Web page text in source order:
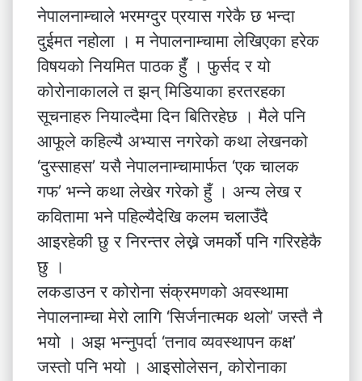
नेपालनाम्चाले भरमग्दुर प्रयास गरेकै छ भन्दा
दुईमत नहोला । म नेपालनाम्चामा लेखिएका हरेक
विषयको नियमित पाठक हुँँ । फुर्सद र यो
कोरोनाकालले त झन् मिडियाका हरतरहका
सूचनाहरु नियाल्दैमा दिन बितिरहेछ । मैले पनि
आफूले कहिल्यै अभ्यास नगरेको कथा लेखनको
‘दुस्साहस’ यसै नेपालनाम्चामार्फत ‘एक चालक
गफ’ भन्ने कथा लेखेर गरेको हुँ । अन्य लेख र
कवितामा भने पहिल्यैदेखि कलम चलाउँदै
आइरहेकी छु र निरन्तर लेख्ने जमर्को पनि गरिरहेकै
छु ।
लकडाउन र कोरोना संक्रमणको अवस्थामा
नेपालनाम्चा मेरो लागि ‘सिर्जनात्मक थलो’ जस्तै नै
भयो । अझ भन्नुपर्दा ‘तनाव व्यवस्थापन कक्ष’
जस्तो पनि भयो । आइसोलेसन, कोरोनाका